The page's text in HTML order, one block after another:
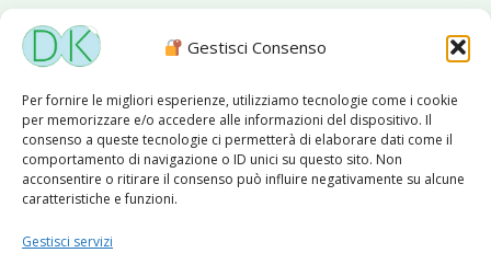
Gestisci Consenso
Per fornire le migliori esperienze, utilizziamo tecnologie come i cookie
per memorizzare e/o accedere alle informazioni del dispositivo. Il
consenso a queste tecnologie ci permetterà di elaborare dati come il
comportamento di navigazione o ID unici su questo sito. Non
acconsentire o ritirare il consenso può influire negativamente su alcune
caratteristiche e funzioni.
Gestisci servizi
Sanificazioni ambientali